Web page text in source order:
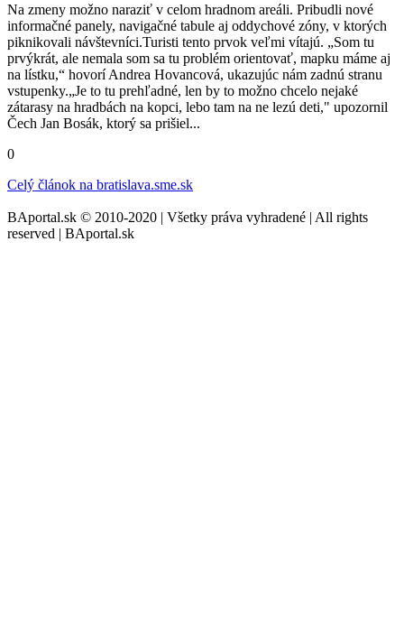
Na zmeny možno naraziť v celom hradnom areáli. Pribudli nové
informačné panely, navigačné tabule aj oddychové zóny, v ktorých
piknikovali návštevníci.Turisti tento prvok veľmi vítajú. „Som tu
prvýkrát, ale nemala som sa tu problém orientovať, mapku máme aj
na lístku,“ hovorí Andrea Hovancová, ukazujúc nám zadnú stranu
vstupenky.„Je to tu prehľadné, len by to možno chcelo nejaké
zátarasy na hradbách na kopci, lebo tam na ne lezú deti," upozornil
Čech Jan Bosák, ktorý sa prišiel...
0
Celý článok na bratislava.sme.sk
BAportal.sk © 2010-2020 | Všetky práva vyhradené | All rights
reserved | BAportal.sk